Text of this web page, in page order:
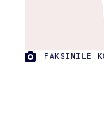
FOTO:
FAKSIMILE